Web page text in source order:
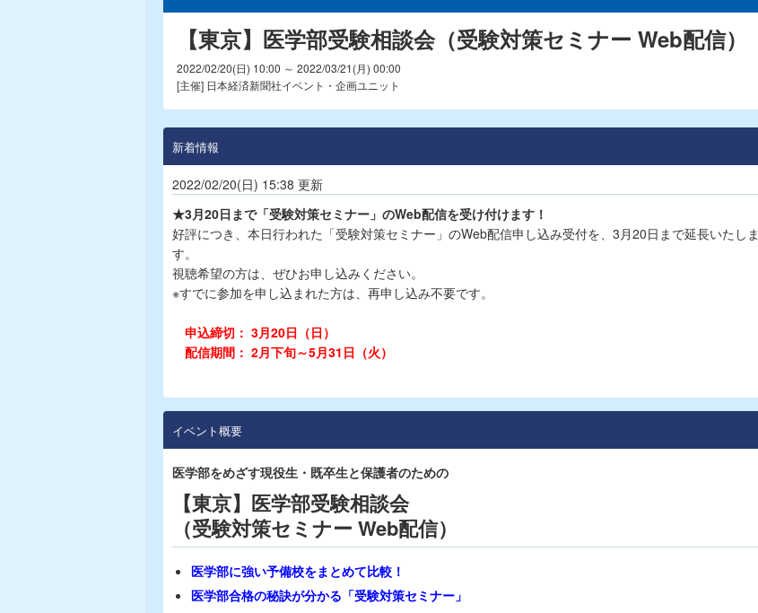
【東京】医学部受験相談会（受験対策セミナー Web配信）
2022/02/20(日) 10:00 ～ 2022/03/21(月) 00:00
[主催] 日本経済新聞社イベント・企画ユニット
新着情報
2022/02/20(日) 15:38 更新
★3月20日まで「受験対策セミナー」のWeb配信を受け付けます！
好評につき、本日行われた「受験対策セミナー」のWeb配信申し込み受付を、3月20日まで延長いたしま
す。
視聴希望の方は、ぜひお申し込みください。
※すでに参加を申し込まれた方は、再申し込み不要です。
申込締切： 3月20日（日）
配信期間： 2月下旬～5月31日（火）
イベント概要
医学部をめざす現役生・既卒生と保護者のための
【東京】医学部受験相談会
（受験対策セミナー Web配信）
医学部に強い予備校をまとめて比較！
医学部合格の秘訣が分かる「受験対策セミナー」